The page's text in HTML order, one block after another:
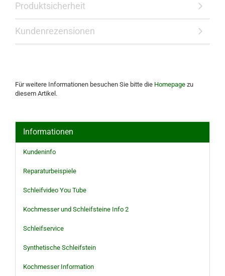
Produktsicherheit
Kundenrezensionen
Für weitere Informationen besuchen Sie bitte die Homepage zu
diesem Artikel.
Informationen
Kundeninfo
Reparaturbeispiele
Schleifvideo You Tube
Kochmesser und Schleifsteine Info 2
Schleifservice
Synthetische Schleifstein
Kochmesser Information